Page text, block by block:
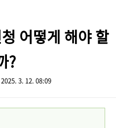
어떻게 해야 할
?
2025. 3. 12. 08:09